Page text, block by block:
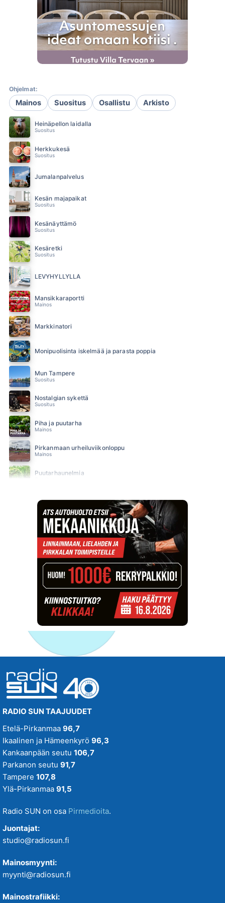
Ohjelmat:
Mainos Suositus Osallistu Arkisto
Heinäpellon laidalla
Suositus
Herkkukesä
Suositus
Jumalanpalvelus
Kesän majapaikat
Suositus
Kesänäyttämö
Suositus
Kesäretki
Suositus
LEVYHYLLYLLÄ
Mansikkaraportti
Mainos
Markkinatori
Monipuolisinta iskelmää ja parasta poppia
Mun Tampere
Suositus
Nostalgian sykettä
Suositus
Piha ja puutarha
Mainos
Pirkanmaan urheiluviikonloppu
Mainos
Puutarhaunelmia
SUN Ilta
SUN Iltapäivä
SUN Keskipäivä
SUN Kesä
Suositus
SUN Kesästoppi
Suositus
SUN Suosikit TOP 20
SUN Uusi Aamu
SUN Uutiset
SUN Viihteelle -toivekonsertti
Tampereenkiäliset uutiset
Tiistaitanssit klo 19-21
VIIKONLOPUN MENOVINKIT
RADIO SUN TAAJUUDET
Etelä-Pirkanmaa 96,7
Ikaalinen ja Hämeenkyrö 96,3
Kankaanpään seutu 106,7
Parkanon seutu 91,7
Tampere 107,8
Ylä-Pirkanmaa 91,5
Radio SUN on osa Pirmedioita.
Juontajat:
studio@radiosun.fi
Mainosmyynti:
myynti@radiosun.fi
Mainostrafiikki: